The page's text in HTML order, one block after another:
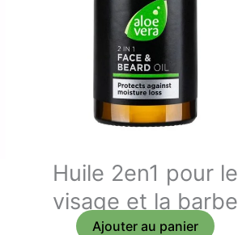
Huile 2en1 pour le
visage et la barbe
Ajouter au panier